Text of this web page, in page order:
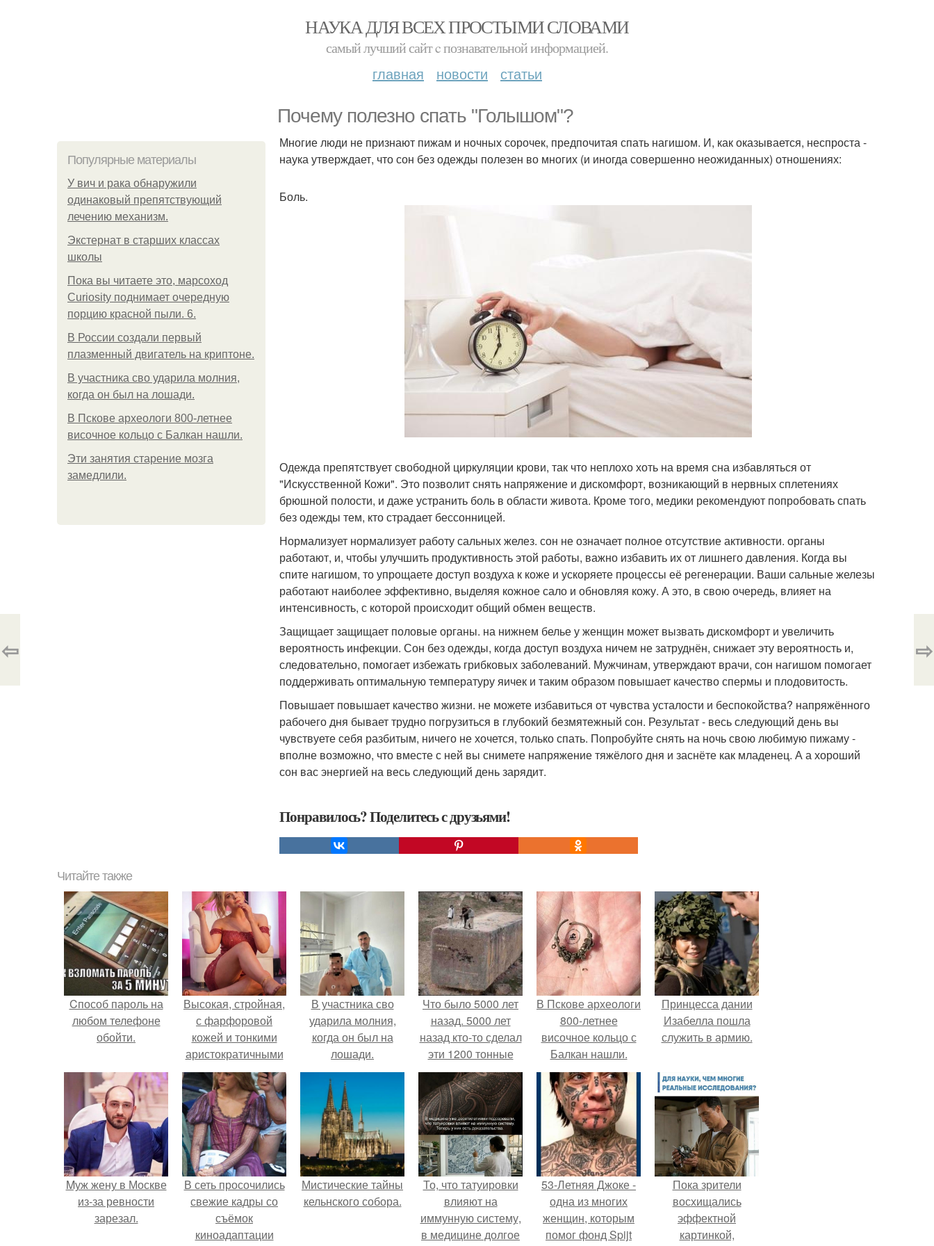
НАУКА ДЛЯ ВСЕХ ПРОСТЫМИ СЛОВАМИ
самый лучший сайт c познавательной информацией.
главная новости статьи
Почему полезно спать "Голышом"?
Популярные материалы
У вич и рака обнаружили
одинаковый препятствующий
лечению механизм.
Экстернат в старших классах
школы
Пока вы читаете это, марсоход
Curiosity поднимает очередную
порцию красной пыли. 6.
В России создали первый
плазменный двигатель на криптоне.
В участника сво ударила молния,
когда он был на лошади.
В Пскове археологи 800-летнее
височное кольцо с Балкан нашли.
Эти занятия старение мозга
замедлили.
Многие люди не признают пижам и ночных сорочек, предпочитая спать нагишом. И, как оказывается, неспроста -
наука утверждает, что сон без одежды полезен во многих (и иногда совершенно неожиданных) отношениях:
Боль.
Одежда препятствует свободной циркуляции крови, так что неплохо хоть на время сна избавляться от
"Искусственной Кожи". Это позволит снять напряжение и дискомфорт, возникающий в нервных сплетениях
брюшной полости, и даже устранить боль в области живота. Кроме того, медики рекомендуют попробовать спать
без одежды тем, кто страдает бессонницей.
Нормализует нормализует работу сальных желез. сон не означает полное отсутствие активности. органы
работают, и, чтобы улучшить продуктивность этой работы, важно избавить их от лишнего давления. Когда вы
спите нагишом, то упрощаете доступ воздуха к коже и ускоряете процессы её регенерации. Ваши сальные железы
работают наиболее эффективно, выделяя кожное сало и обновляя кожу. А это, в свою очередь, влияет на
интенсивность, с которой происходит общий обмен веществ.
Защищает защищает половые органы. на нижнем белье у женщин может вызвать дискомфорт и увеличить
вероятность инфекции. Сон без одежды, когда доступ воздуха ничем не затруднён, снижает эту вероятность и,
следовательно, помогает избежать грибковых заболеваний. Мужчинам, утверждают врачи, сон нагишом помогает
поддерживать оптимальную температуру яичек и таким образом повышает качество спермы и плодовитость.
Повышает повышает качество жизни. не можете избавиться от чувства усталости и беспокойства? напряжённого
рабочего дня бывает трудно погрузиться в глубокий безмятежный сон. Результат - весь следующий день вы
чувствуете себя разбитым, ничего не хочется, только спать. Попробуйте снять на ночь свою любимую пижаму -
вполне возможно, что вместе с ней вы снимете напряжение тяжёлого дня и заснёте как младенец. А а хороший
сон вас энергией на весь следующий день зарядит.
Понравилось? Поделитесь с друзьями!
⇦ ⇨
Читайте также
Cпособ пароль на
любом телефоне
обойти.
Высокая, стройная,
с фарфоровой
кожей и тонкими
аристократичными
чертами, эль
выглядит так, будто
сошла с полотна
художника.
В участника сво
ударила молния,
когда он был на
лошади.
Что было 5000 лет
назад. 5000 лет
назад кто-то сделал
эти 1200 тонные
блоки ….
В Пскове археологи
800-летнее
височное кольцо с
Балкан нашли.
Принцесса дании
Изабелла пошла
служить в армию.
Mуж жену в Москве
из-за ревности
зарезал.
В сеть просочились
свежие кадры со
съёмок
киноадаптации
Мистические тайны
кельнского собора.
То, что татуировки
влияют на
иммунную систему,
в медицине долгое
53-Летняя Джоке -
одна из многих
женщин, которым
помог фонд Spijt
Пока зрители
восхищались
эффектной
картинкой,